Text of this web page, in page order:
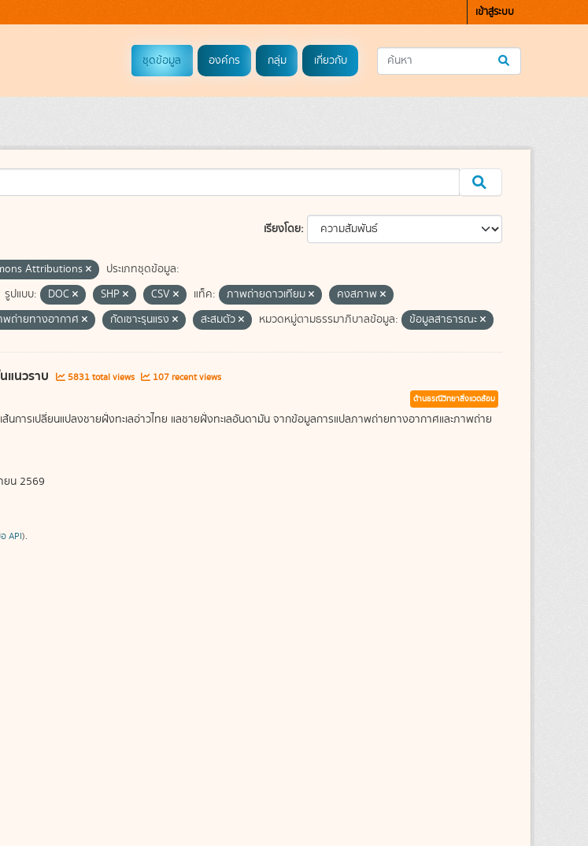
เข้าสู่ระบบ
ชุดข้อมูล องค์กร กลุ่ม เกี่ยวกับ
เรียงโดย
Attributions
ประเภทชุดข้อมูล:
รูปแบบ: DOC SHP CSV แท็ค: ภาพถ่ายดาวเทียม
คงสภาพ
พถ่ายทางอากาศ กัดเซาะรุนแรง สะสมตัว หมวดหมู่ตามธรรมาภิบาลข้อมูล: ข้อมูลสาธารณะ
แนวราบ 5831 total views 107 recent views
ด้านธรณีวิทยาสิ่งแวดล้อม
การเปลี่ยนแปลงชายฝั่งทะเลอ่าวไทย แลชายฝั่งทะเลอันดามัน จากข้อมูลการแปลภาพถ่ายทางอากาศและภาพถ่าย
น 2569
API).